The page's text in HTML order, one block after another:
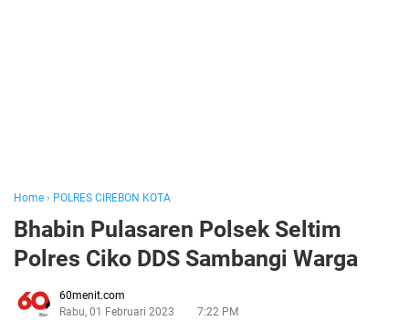
Home › POLRES CIREBON KOTA
Bhabin Pulasaren Polsek Seltim
Polres Ciko DDS Sambangi Warga
60menit.com
Rabu, 01 Februari 2023
7:22 PM